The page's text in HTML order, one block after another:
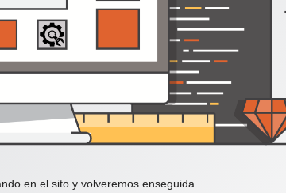
en el sito y volveremos enseguida.